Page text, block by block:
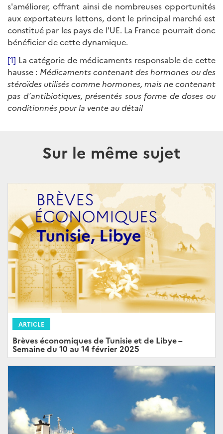
s'améliorer, offrant ainsi de nombreuses opportunités
aux exportateurs lettons, dont le principal marché est
constitué par les pays de l'UE. La France pourrait donc
bénéficier de cette dynamique.
[1] La catégorie de médicaments responsable de cette
hausse : Médicaments contenant des hormones ou des
stéroïdes utilisés comme hormones, mais ne contenant
pas d´antibiotiques, présentés sous forme de doses ou
conditionnés pour la vente au détail
Sur le même sujet
ARTICLE
Brèves économiques de Tunisie et de Libye –
Semaine du 10 au 14 février 2025